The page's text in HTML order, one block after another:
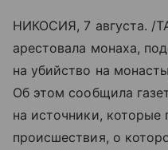
НИКОСИЯ, 7 августа. /
арестовала монаха,
на убийство на
Об этом сообщила
на источники, которые
происшествия, о